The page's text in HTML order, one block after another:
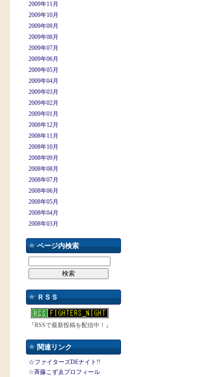
2009年11月
2009年10月
2009年09月
2009年08月
2009年07月
2009年06月
2009年05月
2009年04月
2009年03月
2009年02月
2009年01月
2008年12月
2008年11月
2008年10月
2008年09月
2008年08月
2008年07月
2008年06月
2008年05月
2008年04月
2008年03月
ページ内検索
ＲＳＳ
『RSSで最新投稿を配信中！』
関連リンク
☆ファイターズDEナイト!!
☆斉藤こずゑプロフィール